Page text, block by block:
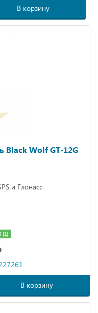
В корзину
Black Wolf GT-12G
и Глонасс
(1)
В корзину